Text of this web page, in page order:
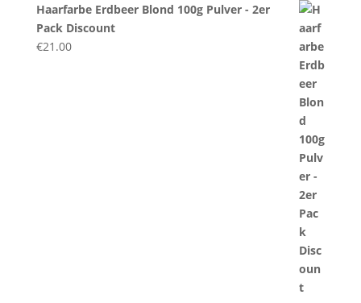
Haarfarbe Erdbeer Blond 100g Pulver - 2er
Pack Discount
€21.00